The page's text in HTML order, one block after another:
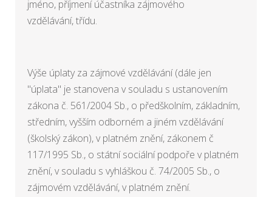
jméno, příjmení účastníka zájmového
vzdělávání, třídu.
Výše úplaty za zájmové vzdělávání (dále jen
"úplata" je stanovena v souladu s ustanovením
zákona č. 561/2004 Sb., o předškolním, základním,
středním, vyšším odborném a jiném vzdělávání
(školský zákon), v platném znění, zákonem č
117/1995 Sb., o státní sociální podpoře v platném
znění, v souladu s vyhláškou č. 74/2005 Sb., o
zájmovém vzdělávání, v platném znění.